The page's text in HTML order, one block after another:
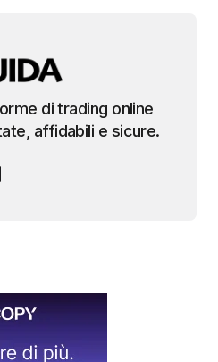
di trading online
affidabili e sicure.